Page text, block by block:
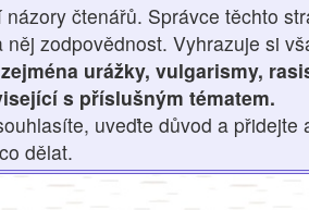
čtenářů. Správce těchto
něj zodpovědnost. Vyhrazuje si
urážky, vulgarismy,
s příslušným tématem.
uveďte důvod a přidejte
dělat.